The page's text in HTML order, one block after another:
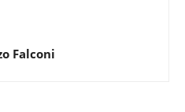
Falconi